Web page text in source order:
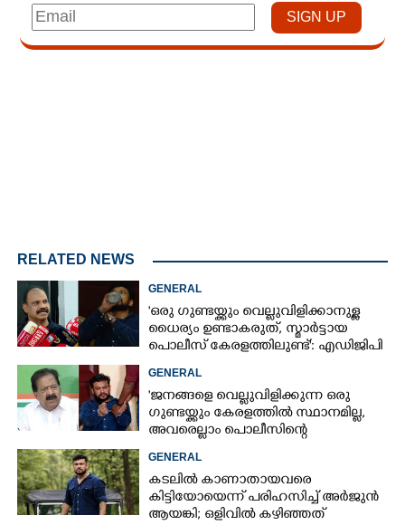
RELATED NEWS
GENERAL
'ഒരു ഗുണ്ടയ്ക്കും വെല്ലുവിളിക്കാനുള്ള
ധൈര്യം ഉണ്ടാകരുത്, സ്മാർട്ടായ
പൊലീസ് കേരളത്തിലുണ്ട്': എഡിജിപി
GENERAL
'ജനങ്ങളെ വെല്ലുവിളിക്കുന്ന ഒരു
ഗുണ്ടയ്ക്കും കേരളത്തിൽ സ്ഥാനമില്ല,​
അവരെല്ലാം പൊലീസിന്റെ
GENERAL
കടലിൽ കാണാതായവരെ
കിട്ടിയോയെന്ന് പരിഹസിച്ച് അർജുൻ
ആയങ്കി; ഒളിവിൽ കഴിഞ്ഞത്